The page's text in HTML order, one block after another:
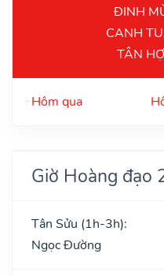
ĐINH
CANH
TÂN
Hôm qua
Giờ Hoàng đạo
Tân Sửu (1h-3h):
Ngọc Đường